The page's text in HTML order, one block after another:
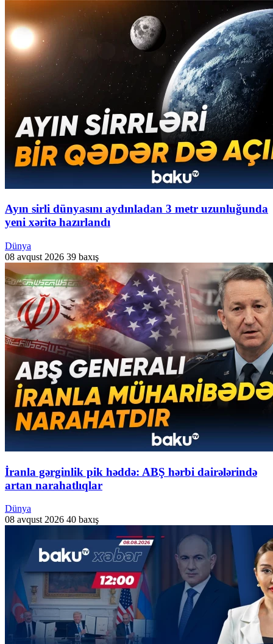
Ayın sirli dünyasını aydınladan 3 metr uzunluğunda
yeni xəritə hazırlandı
Dünya
08 avqust 2026 39 baxış
İranla gərginlik pik həddə: ABŞ hərbi dairələrində
artan narahatlıqlar
Dünya
08 avqust 2026 40 baxış